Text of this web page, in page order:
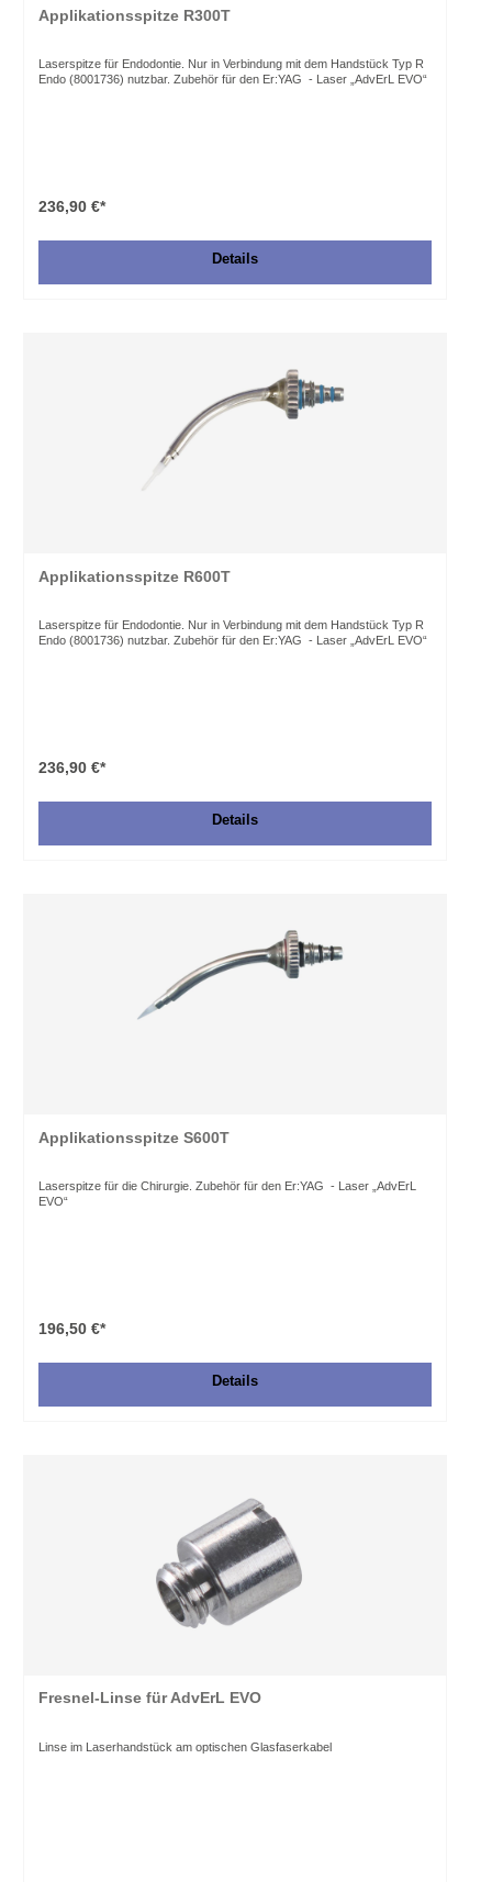
Applikationsspitze R300T
Laserspitze für Endodontie. Nur in Verbindung mit dem Handstück Typ R
Endo (8001736) nutzbar. Zubehör für den Er:YAG - Laser „AdvErL EVO“
236,90 €*
Details
Applikationsspitze R600T
Laserspitze für Endodontie. Nur in Verbindung mit dem Handstück Typ R
Endo (8001736) nutzbar. Zubehör für den Er:YAG - Laser „AdvErL EVO“
236,90 €*
Details
Applikationsspitze S600T
Laserspitze für die Chirurgie. Zubehör für den Er:YAG - Laser „AdvErL
EVO“
196,50 €*
Details
Fresnel-Linse für AdvErL EVO
Linse im Laserhandstück am optischen Glasfaserkabel